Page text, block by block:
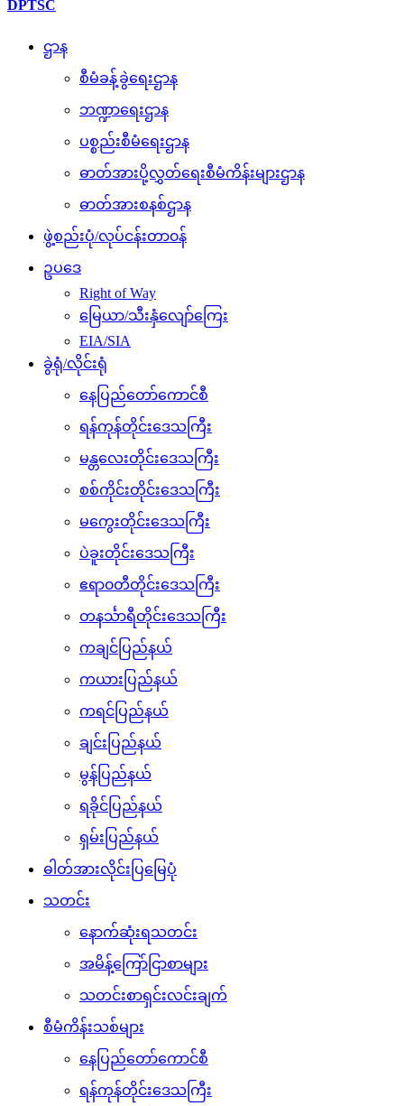
DPTSC
ဌာန
စီမံခန့်ခွဲရေးဌာန
ဘဏ္ဍာရေးဌာန
ပစ္စည်းစီမံရေးဌာန
ဓာတ်အားပို့လွှတ်ရေးစီမံကိန်းများဌာန
ဓာတ်အားစနစ်ဌာန
ဖွဲ့စည်းပုံ/လုပ်ငန်းတာ၀န်
ဥပဒေ
Right of Way
မြေယာ/သီးနှံလျော်ကြေး
EIA/SIA
ခွဲရုံ/လိုင်းရုံ
နေပြည်တော်ကောင်စီ
ရန်ကုန်တိုင်းဒေသကြီး
မန္တလေးတိုင်းဒေသကြီး
စစ်ကိုင်းတိုင်းဒေသကြီး
မကွေးတိုင်းဒေသကြီး
ပဲခူးတိုင်းဒေသကြီး
ဧရာ၀တီတိုင်းဒေသကြီး
တနင်္သာရီတိုင်းဒေသကြီး
ကချင်ပြည်နယ်
ကယားပြည်နယ်
ကရင်ပြည်နယ်
ချင်းပြည်နယ်
မွန်ပြည်နယ်
ရခိုင်ပြည်နယ်
ရှမ်းပြည်နယ်
ဓါတ်အားလိုင်းပြမြေပုံ
သတင်း
နောက်ဆုံးရသတင်း
အမိန့်ကြော်ငြာစာများ
သတင်းစာရှင်းလင်းချက်
စီမံကိန်းသစ်များ
နေပြည်တော်ကောင်စီ
ရန်ကုန်တိုင်းဒေသကြီး